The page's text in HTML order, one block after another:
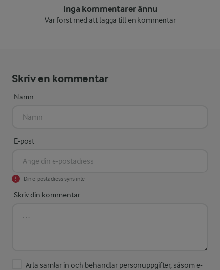
Inga kommentarer ännu
Var först med att lägga till en kommentar
Skriv en kommentar
Namn
E-post
Din e-postadress syns inte
Skriv din kommentar
Arla samlar in och behandlar personuppgifter, såsom e-